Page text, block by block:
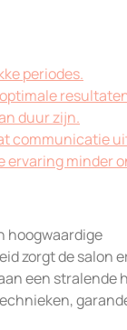
periodes.
duur zijn.
communicatie
ervaring minder
hoogwaardige
zorgt de salon
een stralende